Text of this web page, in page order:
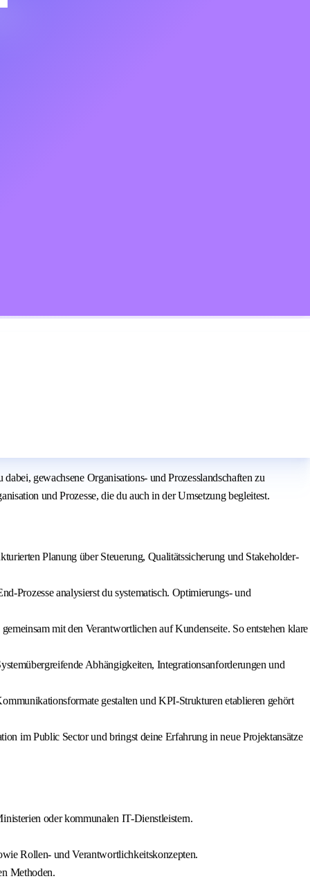
gewachsene Organisations- und Prozesslandschaften zu
und Prozesse, die du auch in der Umsetzung begleitest.
Planung über Steuerung, Qualitätssicherung und Stakeholder-
Prozesse analysierst du systematisch. Optimierungs- und
mit den Verantwortlichen auf Kundenseite. So entstehen klare
Abhängigkeiten, Integrationsanforderungen und
gestalten und KPI-Strukturen etablieren gehört
im Public Sector und bringst deine Erfahrung in neue Projektansätze
oder kommunalen IT-Dienstleistern.
Rollen- und Verantwortlichkeitskonzepten.
Methoden.